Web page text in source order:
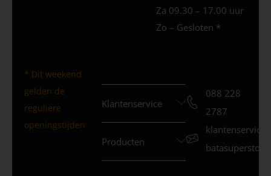
Za 09.30 – 17.00 uur
Zo – Gesloten *
* Dit weekend
gelden de
reguliere
openingstijden
Klantenservice
Producten
088 228
2787